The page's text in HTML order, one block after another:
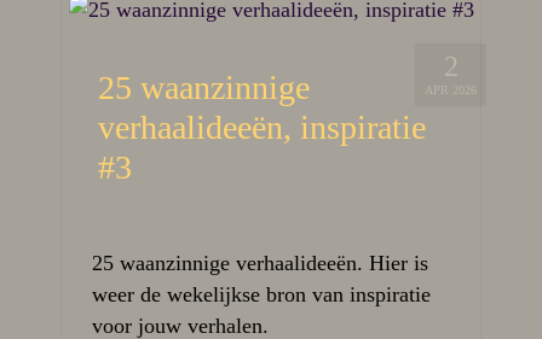
2
APR 2026
25 waanzinnige
verhaalideeën, inspiratie
#3
25 waanzinnige verhaalideeën. Hier is
weer de wekelijkse bron van inspiratie
voor jouw verhalen.